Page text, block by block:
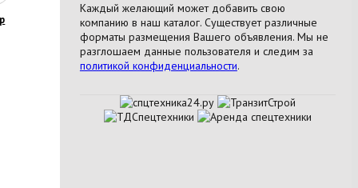
Каждый желающий может добавить свою
компанию в наш каталог. Существует различные
форматы размещения Вашего объявления. Мы не
разглошаем данные пользователя и следим за
политикой конфиденциальности.